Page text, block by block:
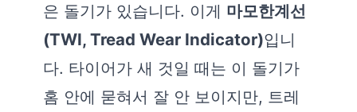
은 돌기가 있습니다. 이게 마모한계선
(TWI, Tread Wear Indicator)입니
다. 타이어가 새 것일 때는 이 돌기가
홈 안에 묻혀서 잘 안 보이지만, 트레